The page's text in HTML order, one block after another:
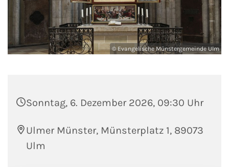
© Evangelische Münstergemeinde Ulm
Sonntag, 6. Dezember 2026, 09:30 Uhr
Ulmer Münster, Münsterplatz 1, 89073
Ulm